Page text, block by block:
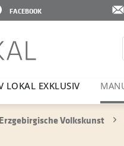
FACEBOOK
LOKAL EXKLUSIV
Erzgebirgische Volkskunst